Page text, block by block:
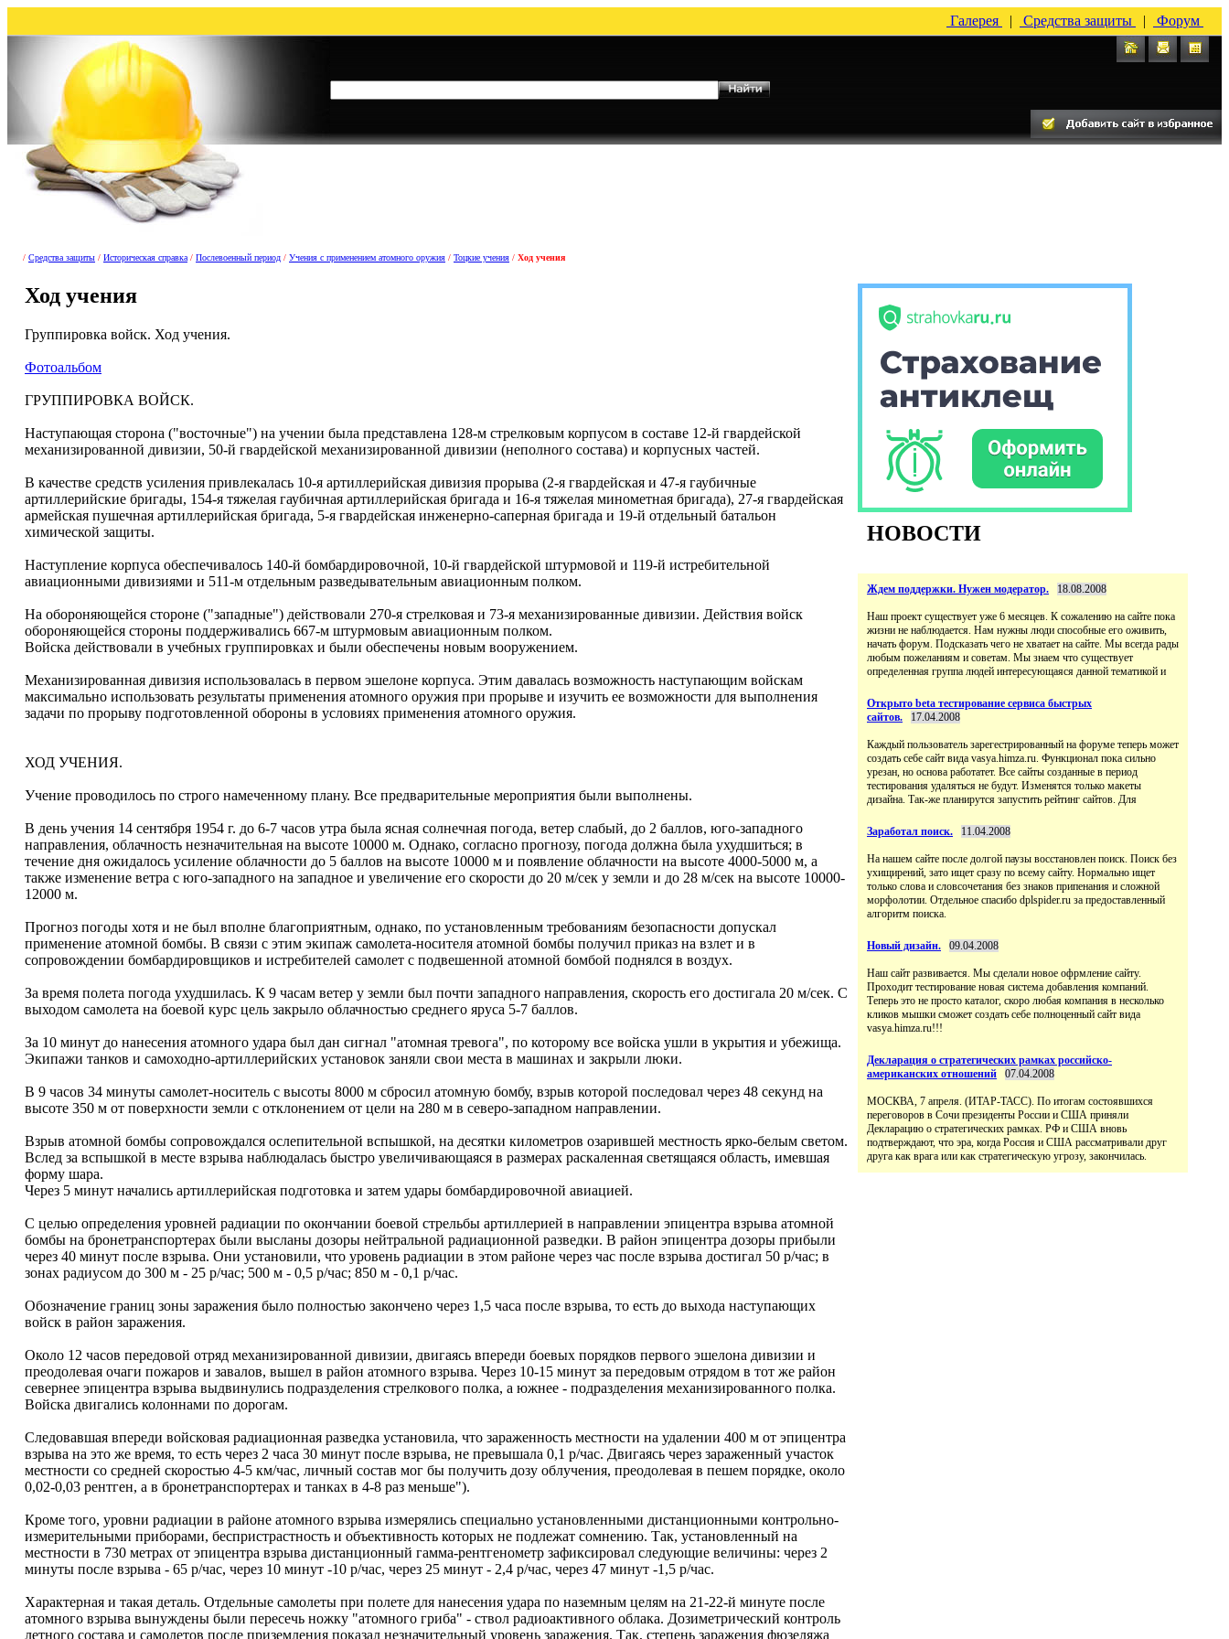
Галерея | Средства защиты | Форум
/ Средства защиты / Историческая справка / Послевоенный период / Учения с применением атомного оружия / Тоцкие учения / Ход учения
Ход учения
Группировка войск. Ход учения.
Фотоальбом
ГРУППИРОВКА ВОЙСК.
Наступающая сторона ("восточные") на учении была представлена 128-м стрелковым корпусом в составе 12-й гвардейской
механизированной дивизии, 50-й гвардейской механизированной дивизии (неполного состава) и корпусных частей.
В качестве средств усиления привлекалась 10-я артиллерийская дивизия прорыва (2-я гвардейская и 47-я гаубичные
артиллерийские бригады, 154-я тяжелая гаубичная артиллерийская бригада и 16-я тяжелая минометная бригада), 27-я гвардейская
армейская пушечная артиллерийская бригада, 5-я гвардейская инженерно-саперная бригада и 19-й отдельный батальон
химической защиты.
Наступление корпуса обеспечивалось 140-й бомбардировочной, 10-й гвардейской штурмовой и 119-й истребительной
авиационными дивизиями и 511-м отдельным разведывательным авиационным полком.
На обороняющейся стороне ("западные") действовали 270-я стрелковая и 73-я механизированные дивизии. Действия войск
обороняющейся стороны поддерживались 667-м штурмовым авиационным полком.
Войска действовали в учебных группировках и были обеспечены новым вооружением.
Механизированная дивизия использовалась в первом эшелоне корпуса. Этим давалась возможность наступающим войскам
максимально использовать результаты применения атомного оружия при прорыве и изучить ее возможности для выполнения
задачи по прорыву подготовленной обороны в условиях применения атомного оружия.
ХОД УЧЕНИЯ.
Учение проводилось по строго намеченному плану. Все предварительные мероприятия были выполнены.
В день учения 14 сентября 1954 г. до 6-7 часов утра была ясная солнечная погода, ветер слабый, до 2 баллов, юго-западного
направления, облачность незначительная на высоте 10000 м. Однако, согласно прогнозу, погода должна была ухудшиться; в
течение дня ожидалось усиление облачности до 5 баллов на высоте 10000 м и появление облачности на высоте 4000-5000 м, а
также изменение ветра с юго-западного на западное и увеличение его скорости до 20 м/сек у земли и до 28 м/сек на высоте 10000-
12000 м.
Прогноз погоды хотя и не был вполне благоприятным, однако, по установленным требованиям безопасности допускал
применение атомной бомбы. В связи с этим экипаж самолета-носителя атомной бомбы получил приказ на взлет и в
сопровождении бомбардировщиков и истребителей самолет с подвешенной атомной бомбой поднялся в воздух.
За время полета погода ухудшилась. К 9 часам ветер у земли был почти западного направления, скорость его достигала 20 м/сек. С
выходом самолета на боевой курс цель закрыло облачностью среднего яруса 5-7 баллов.
За 10 минут до нанесения атомного удара был дан сигнал "атомная тревога", по которому все войска ушли в укрытия и убежища.
Экипажи танков и самоходно-артиллерийских установок заняли свои места в машинах и закрыли люки.
В 9 часов 34 минуты самолет-носитель с высоты 8000 м сбросил атомную бомбу, взрыв которой последовал через 48 секунд на
высоте 350 м от поверхности земли с отклонением от цели на 280 м в северо-западном направлении.
Взрыв атомной бомбы сопровождался ослепительной вспышкой, на десятки километров озарившей местность ярко-белым светом.
Вслед за вспышкой в месте взрыва наблюдалась быстро увеличивающаяся в размерах раскаленная светящаяся область, имевшая
форму шара.
Через 5 минут начались артиллерийская подготовка и затем удары бомбардировочной авиацией.
С целью определения уровней радиации по окончании боевой стрельбы артиллерией в направлении эпицентра взрыва атомной
бомбы на бронетранспортерах были высланы дозоры нейтральной радиационной разведки. В район эпицентра дозоры прибыли
через 40 минут после взрыва. Они установили, что уровень радиации в этом районе через час после взрыва достигал 50 р/час; в
зонах радиусом до 300 м - 25 р/час; 500 м - 0,5 р/час; 850 м - 0,1 р/час.
Обозначение границ зоны заражения было полностью закончено через 1,5 часа после взрыва, то есть до выхода наступающих
войск в район заражения.
Около 12 часов передовой отряд механизированной дивизии, двигаясь впереди боевых порядков первого эшелона дивизии и
преодолевая очаги пожаров и завалов, вышел в район атомного взрыва. Через 10-15 минут за передовым отрядом в тот же район
севернее эпицентра взрыва выдвинулись подразделения стрелкового полка, а южнее - подразделения механизированного полка.
Войска двигались колоннами по дорогам.
Следовавшая впереди войсковая радиационная разведка установила, что зараженность местности на удалении 400 м от эпицентра
взрыва на это же время, то есть через 2 часа 30 минут после взрыва, не превышала 0,1 р/час. Двигаясь через зараженный участок
местности со средней скоростью 4-5 км/час, личный состав мог бы получить дозу облучения, преодолевая в пешем порядке, около
0,02-0,03 рентген, а в бронетранспортерах и танках в 4-8 раз меньше").
Кроме того, уровни радиации в районе атомного взрыва измерялись специально установленными дистанционными контрольно-
измерительными приборами, беспристрастность и объективность которых не подлежат сомнению. Так, установленный на
местности в 730 метрах от эпицентра взрыва дистанционный гамма-рентгенометр зафиксировал следующие величины: через 2
минуты после взрыва - 65 р/час, через 10 минут -10 р/час, через 25 минут - 2,4 р/час, через 47 минут -1,5 р/час.
Характерная и такая деталь. Отдельные самолеты при полете для нанесения удара по наземным целям на 21-22-й минуте после
атомного взрыва вынуждены были пересечь ножку "атомного гриба" - ствол радиоактивного облака. Дозиметрический контроль
летного состава и самолетов после приземления показал незначительный уровень заражения. Так, степень заражения фюзеляжа
НОВОСТИ
Ждем поддержки. Нужен модератор. 18.08.2008
Наш проект существует уже 6 месяцев. К сожалению на сайте пока
жизни не наблюдается. Нам нужны люди способные его оживить,
начать форум. Подсказать чего не хватает на сайте. Мы всегда рады
любым пожеланиям и советам. Мы знаем что существует
определенная группа людей интересующаяся данной тематикой и
Открыто beta тестирование сервиса быстрых
сайтов.
17.04.2008
Каждый пользователь зарегестрированный на форуме теперь может
создать себе сайт вида vasya.himza.ru. Функционал пока сильно
урезан, но основа работатет. Все сайты созданные в период
тестирования удаляться не будут. Изменятся только макеты
дизайна. Так-же планирутся запустить рейтинг сайтов. Для
Заработал поиск. 11.04.2008
На нашем сайте после долгой паузы восстановлен поиск. Поиск без
ухищирений, зато ищет сразу по всему сайту. Нормально ищет
только слова и словсочетания без знаков припенания и сложной
морфолотии. Отдельное спасибо dplspider.ru за предоставленный
алгоритм поиска.
Новый дизайн. 09.04.2008
Наш сайт развивается. Мы сделали новое офрмление сайту.
Проходит тестирование новая система добавления компаний.
Теперь это не просто каталог, скоро любая компания в несколько
кликов мышки сможет создать себе полноценный сайт вида
vasya.himza.ru!!!
Декларация о стратегических рамках российско-
американских отношений
07.04.2008
МОСКВА, 7 апреля. (ИТАР-ТАСС). По итогам состоявшихся
переговоров в Сочи президенты России и США приняли
Декларацию о стратегических рамках. РФ и США вновь
подтверждают, что эра, когда Россия и США рассматривали друг
друга как врага или как стратегическую угрозу, закончилась.